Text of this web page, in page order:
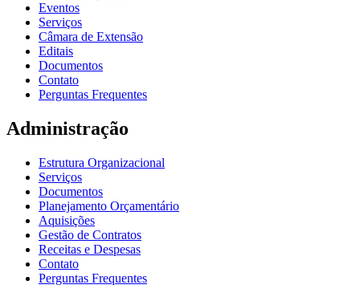
Eventos
Serviços
Câmara de Extensão
Editais
Documentos
Contato
Perguntas Frequentes
Administração
Estrutura Organizacional
Serviços
Documentos
Planejamento Orçamentário
Aquisições
Gestão de Contratos
Receitas e Despesas
Contato
Perguntas Frequentes